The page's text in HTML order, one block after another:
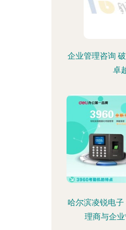
企业管理咨询
卓
哈尔滨凌锐电
理商与企